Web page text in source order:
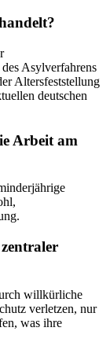
Asylverfahrens
Altersfeststellung
deutschen
Arbeit am
willkürliche
verletzen, nur
was ihre